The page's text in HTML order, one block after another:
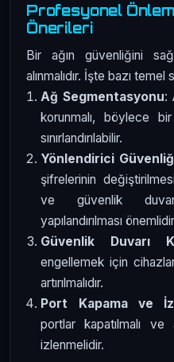
Profesyonel
Önerileri
Bir ağın güvenliğini
alınmalıdır. İşte bazı
Ağ Segmentasyonu:
korunmalı, böylece
sınırlandırılabilir.
Yönlendirici
şifrelerinin
ve güvenlik
yapılandırılması
Güvenlik Duvarı
engellemek için
artırılmalıdır.
Port Kapama ve
portlar kapatılmalı
izlenmelidir.